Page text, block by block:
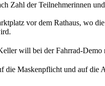
Zahl der Teilnehmerinnen
vor dem Rathaus, wo
will bei der Fahrrad-Demo
die Maskenpflicht und auf die